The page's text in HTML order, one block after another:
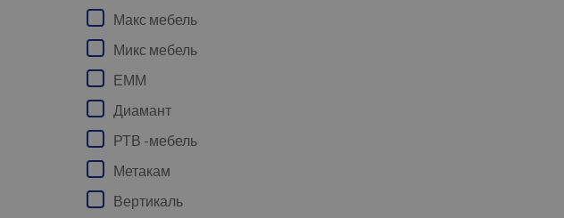
Макс мебель
Микс мебель
ЕММ
Диамант
РТВ -мебель
Метакам
Вертикаль